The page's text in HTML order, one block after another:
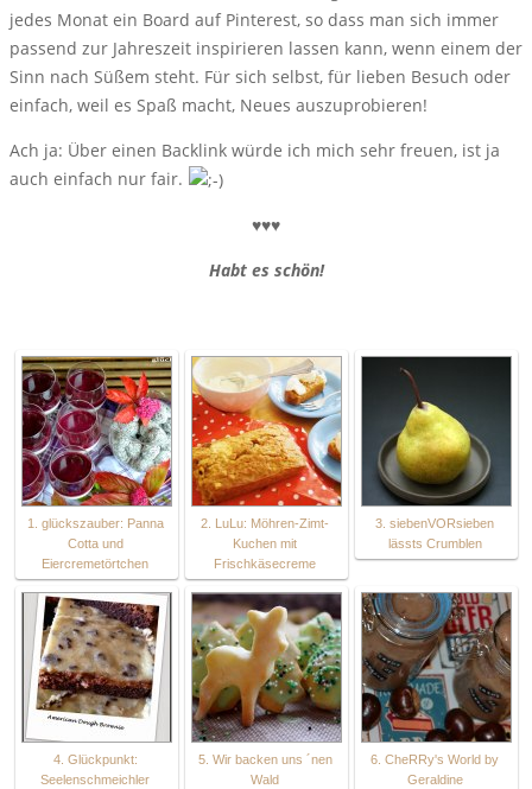
jedes Monat ein Board auf Pinterest, so dass man sich immer
passend zur Jahreszeit inspirieren lassen kann, wenn einem der
Sinn nach Süßem steht. Für sich selbst, für lieben Besuch oder
einfach, weil es Spaß macht, Neues auszuprobieren!
Ach ja: Über einen Backlink würde ich mich sehr freuen, ist ja
auch einfach nur fair.
♥♥♥
Habt es schön!
1. glückszauber: Panna
Cotta und
Eiercremetörtchen
2. LuLu: Möhren-Zimt-
Kuchen mit
Frischkäsecreme
3. siebenVORsieben
lässts Crumblen
4. Glückpunkt:
Seelenschmeichler
5. Wir backen uns ´nen
Wald
6. CheRRy's World by
Geraldine